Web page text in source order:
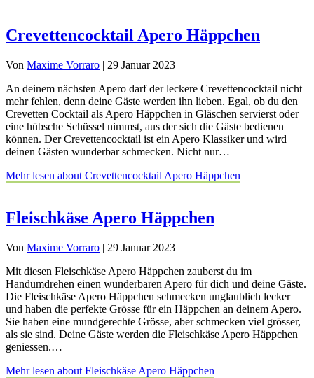
Crevettencocktail Apero Häppchen
Von Maxime Vorraro | 29 Januar 2023
An deinem nächsten Apero darf der leckere Crevettencocktail nicht
mehr fehlen, denn deine Gäste werden ihn lieben. Egal, ob du den
Crevetten Cocktail als Apero Häppchen in Gläschen servierst oder
eine hübsche Schüssel nimmst, aus der sich die Gäste bedienen
können. Der Crevettencocktail ist ein Apero Klassiker und wird
deinen Gästen wunderbar schmecken. Nicht nur…
Mehr lesen about Crevettencocktail Apero Häppchen
Fleischkäse Apero Häppchen
Von Maxime Vorraro | 29 Januar 2023
Mit diesen Fleischkäse Apero Häppchen zauberst du im
Handumdrehen einen wunderbaren Apero für dich und deine Gäste.
Die Fleischkäse Apero Häppchen schmecken unglaublich lecker
und haben die perfekte Grösse für ein Häppchen an deinem Apero.
Sie haben eine mundgerechte Grösse, aber schmecken viel grösser,
als sie sind. Deine Gäste werden die Fleischkäse Apero Häppchen
geniessen.…
Mehr lesen about Fleischkäse Apero Häppchen